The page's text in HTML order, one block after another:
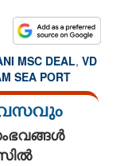
MSC DEAL, VD
SEA PORT